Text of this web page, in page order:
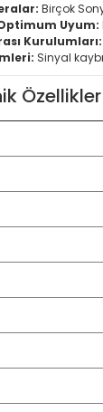
Birçok
Uyum:
Kurulumları:
Sinyal
Özellikler